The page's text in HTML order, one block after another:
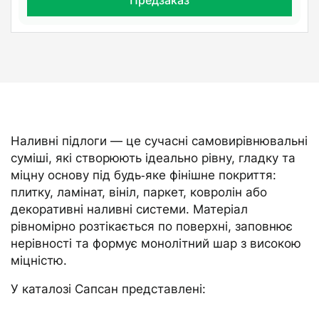
Наливні підлоги — це сучасні самовирівнювальні
суміші, які створюють ідеально рівну, гладку та
міцну основу під будь‑яке фінішне покриття:
плитку, ламінат, вініл, паркет, ковролін або
декоративні наливні системи. Матеріал
рівномірно розтікається по поверхні, заповнює
нерівності та формує монолітний шар з високою
міцністю.
У каталозі Сапсан представлені: